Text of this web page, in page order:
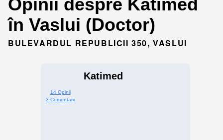
Opinii despre Katimed
în Vaslui (Doctor)
BULEVARDUL REPUBLICII 350, VASLUI
Katimed
14 Opinii
3 Comentarii